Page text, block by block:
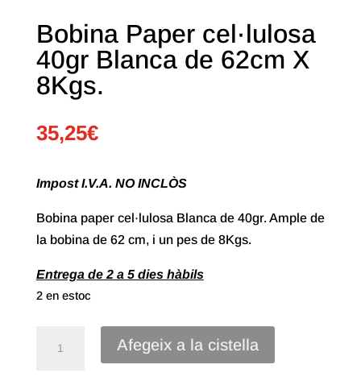
Bobina Paper cel·lulosa
40gr Blanca de 62cm X
8Kgs.
35,25€
Impost I.V.A. NO INCLÒS
Bobina paper cel·lulosa Blanca de 40gr. Ample de
la bobina de 62 cm, i un pes de 8Kgs.
Entrega de 2 a 5 dies hàbils
2 en estoc
Afegeix a la cistella